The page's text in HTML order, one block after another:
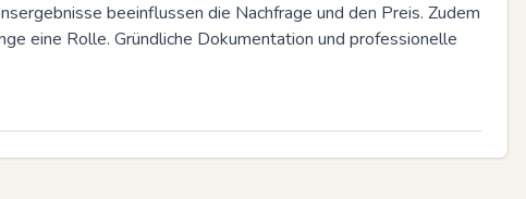
beeinflussen die Nachfrage und den Preis. Zudem
eine Rolle. Gründliche Dokumentation und professionelle